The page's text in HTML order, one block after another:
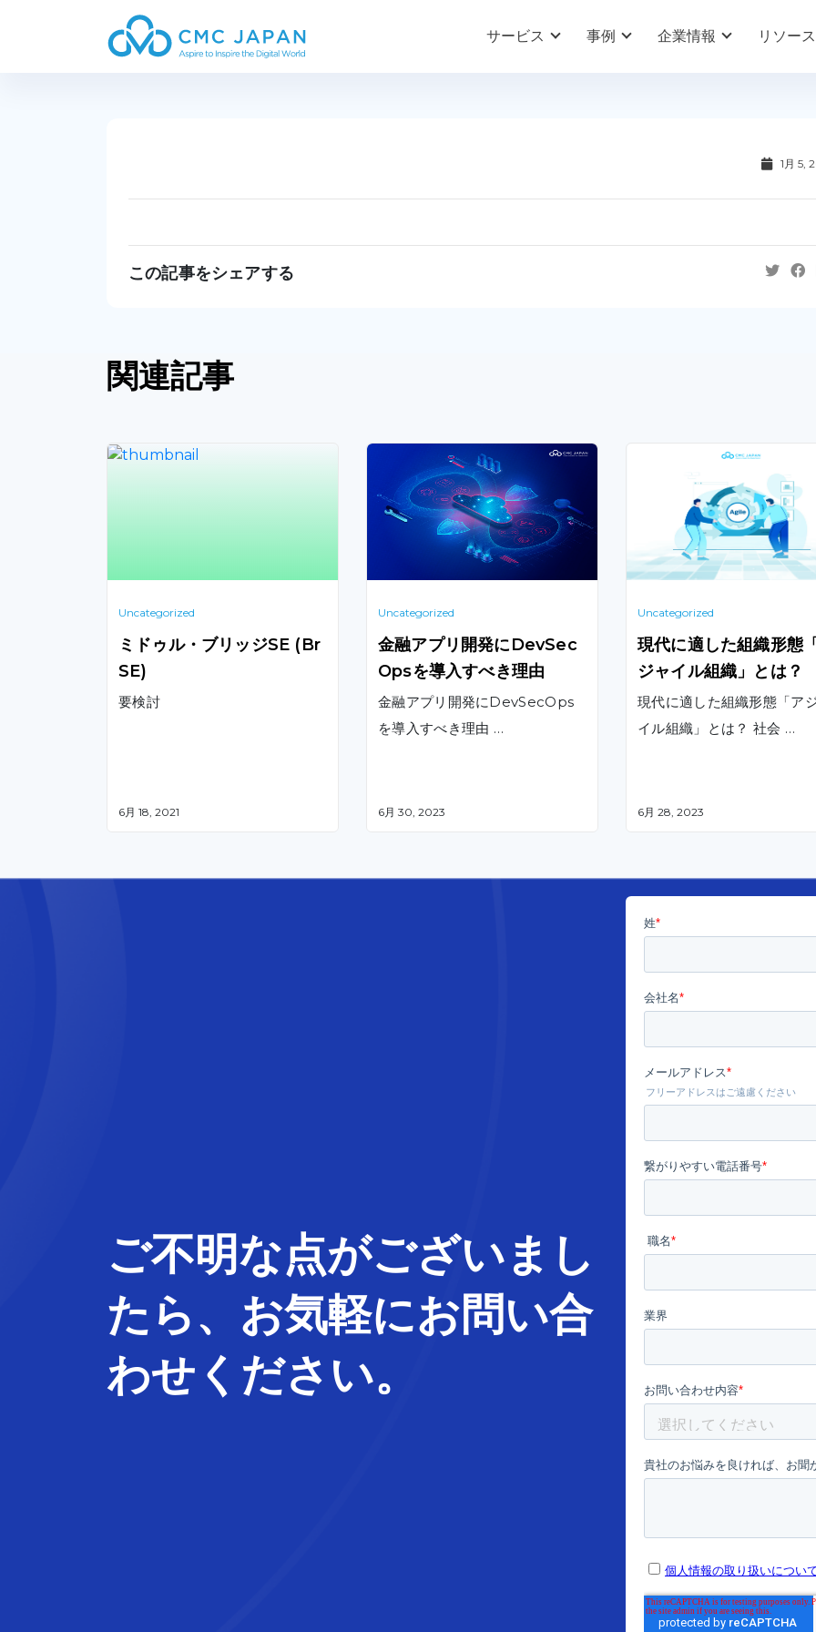
サービス 事例 企業情報 リソース
1月 5,
この記事をシェアする
関連記事
Uncategorized
ミドゥル・ブリッジSE (Br
SE)
要検討
6月 18, 2021
Uncategorized
金融アプリ開発にDevSec
Opsを導入すべき理由
金融アプリ開発にDevSecOps
を導入すべき理由 …
6月 30, 2023
Uncategorized
現代に適した組織形態
ジャイル組織」とは？
現代に適した組織形態「ア
イル組織」とは？ 社会 …
6月 28, 2023
ご不明な点がございまし
たら、 お気軽にお問い合
わせ ください。